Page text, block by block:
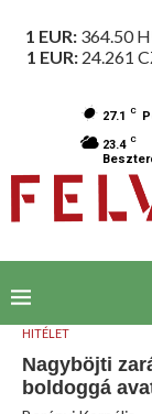
1 EUR: 364.50
1 EUR: 24.261
27.1 C
23.4 C
HITÉLET
Nagyböjti
boldoggá